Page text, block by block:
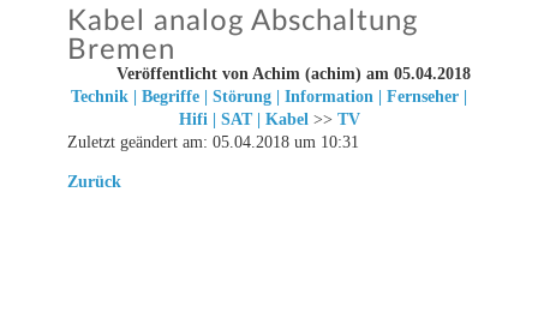
Kabel analog Abschaltung
Bremen
Veröffentlicht von Achim (achim) am 05.04.2018
Technik | Begriffe | Störung | Information | Fernseher |
Hifi | SAT | Kabel>> TV
Zuletzt geändert am: 05.04.2018 um 10:31
Zurück